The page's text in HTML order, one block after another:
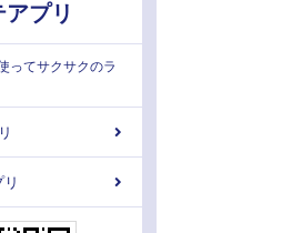
プリ
ってサクサクのラ